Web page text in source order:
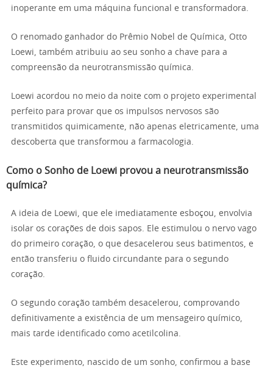
inoperante em uma máquina funcional e transformadora.
O renomado ganhador do Prêmio Nobel de Química, Otto
Loewi, também atribuiu ao seu sonho a chave para a
compreensão da neurotransmissão química.
Loewi acordou no meio da noite com o projeto experimental
perfeito para provar que os impulsos nervosos são
transmitidos quimicamente, não apenas eletricamente, uma
descoberta que transformou a farmacologia.
Como o Sonho de Loewi provou a neurotransmissão
química?
A ideia de Loewi, que ele imediatamente esboçou, envolvia
isolar os corações de dois sapos. Ele estimulou o nervo vago
do primeiro coração, o que desacelerou seus batimentos, e
então transferiu o fluido circundante para o segundo
coração.
O segundo coração também desacelerou, comprovando
definitivamente a existência de um mensageiro químico,
mais tarde identificado como acetilcolina.
Este experimento, nascido de um sonho, confirmou a base